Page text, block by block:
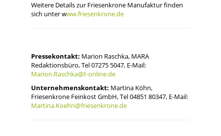
Weitere Details zur Friesenkrone Manufaktur finden
sich unter www.friesenkrone.de
Pressekontakt: Marion Raschka, MARA
Redaktionsbüro, Tel 07275 5047, E-Mail:
Marion.Raschka@t-online.de
Unternehmenskontakt: Martina Köhn,
Friesenkrone Feinkost GmbH, Tel 04851 80347, E-Mail:
Martina.Koehn@friesenkrone.de